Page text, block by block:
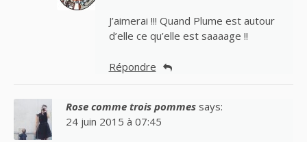
J’aimerai !!! Quand Plume est autour
d’elle ce qu’elle est saaaage !!
Répondre
Rose comme trois pommes says:
24 juin 2015 à 07:45